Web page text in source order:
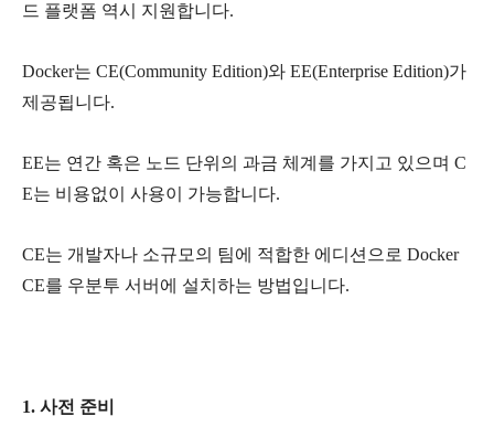
드 플랫폼 역시 지원합니다.
Docker는 CE(Community Edition)와 EE(Enterprise Edition)가
제공됩니다.
EE는 연간 혹은 노드 단위의 과금 체계를 가지고 있으며 C
E는 비용없이 사용이 가능합니다.
CE는 개발자나 소규모의 팀에 적합한 에디션으로 Docker
CE를 우분투 서버에 설치하는 방법입니다.
1. 사전 준비